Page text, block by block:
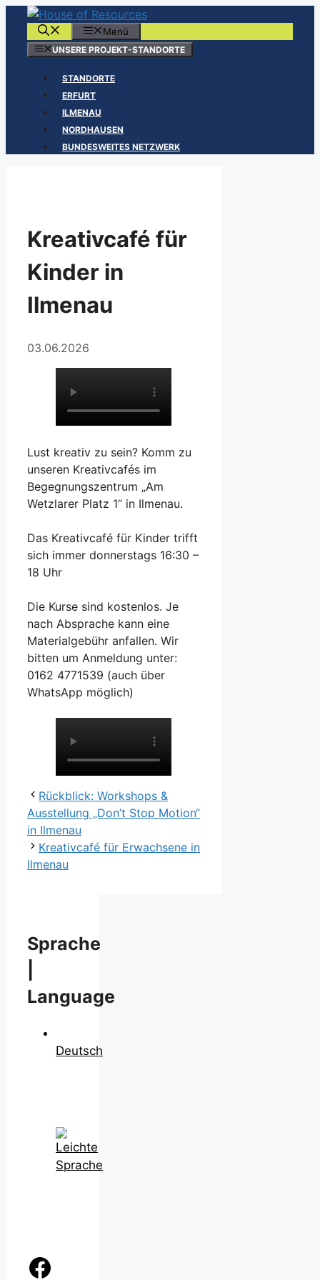
Zum
springen
Menü
UNSERE PROJEKT-STANDORTE
STANDORTE
ERFURT
ILMENAU
NORDHAUSEN
BUNDESWEITES NETZWERK
Kreativcafé für
Kinder in
Ilmenau
03.06.2026
Lust kreativ zu sein? Komm zu
unseren Kreativcafés im
Begegnungszentrum „Am
Wetzlarer Platz 1“ in Ilmenau.
Das Kreativcafé für Kinder trifft
sich immer donnerstags 16:30 –
18 Uhr
Die Kurse sind kostenlos. Je
nach Absprache kann eine
Materialgebühr anfallen. Wir
bitten um Anmeldung unter:
0162 4771539 (auch über
WhatsApp möglich)
Rückblick: Workshops &
Ausstellung „Don’t Stop Motion“
in Ilmenau
Kreativcafé für Erwachsene in
Ilmenau
Sprache
Language
Deutsch
Facebook